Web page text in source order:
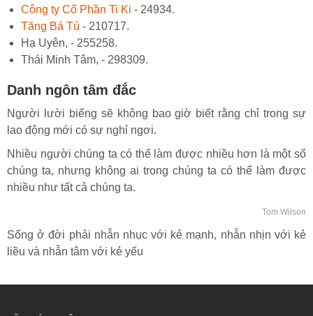
Công ty Cổ Phần Ti Ki - 24934.
Tăng Bá Tú - 210717.
Hạ Uyên, - 255258.
Thái Minh Tâm, - 298309.
Danh ngôn tâm đắc
Người lười biếng sẽ không bao giờ biết rằng chỉ trong sự
lao động mới có sự nghỉ ngơi.
Nhiều người chúng ta có thể làm được nhiều hơn là một số
chúng ta, nhưng không ai trong chúng ta có thể làm được
nhiều như tất cả chúng ta.
Tom Wilson
Sống ở đời phải nhẫn nhục với kẻ mạnh, nhẫn nhịn với kẻ
liều và nhẫn tâm với kẻ yếu